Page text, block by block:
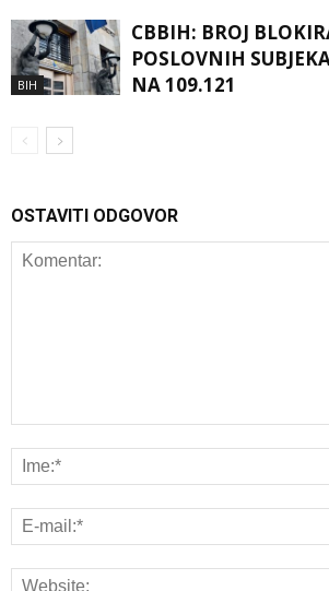
BIH
CBBIH: BROJ
POSLOVNIH
NA 109.121
OSTAVITI ODGOVOR